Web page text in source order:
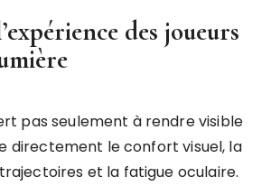
des joueurs
pas seulement à rendre visible
directement le confort visuel, la
et la fatigue oculaire.